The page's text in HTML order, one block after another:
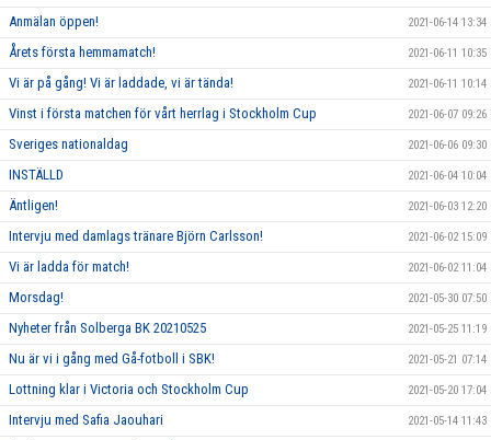
Anmälan öppen! 2021-06-14 13:34
Årets första hemmamatch! 2021-06-11 10:35
Vi är på gång! Vi är laddade, vi är tända! 2021-06-11 10:14
Vinst i första matchen för vårt herrlag i Stockholm Cup 2021-06-07 09:26
Sveriges nationaldag 2021-06-06 09:30
INSTÄLLD 2021-06-04 10:04
Äntligen! 2021-06-03 12:20
Intervju med damlags tränare Björn Carlsson! 2021-06-02 15:09
Vi är ladda för match! 2021-06-02 11:04
Morsdag! 2021-05-30 07:50
Nyheter från Solberga BK 20210525 2021-05-25 11:19
Nu är vi i gång med Gå-fotboll i SBK! 2021-05-21 07:14
Lottning klar i Victoria och Stockholm Cup 2021-05-20 17:04
Intervju med Safia Jaouhari 2021-05-14 11:43